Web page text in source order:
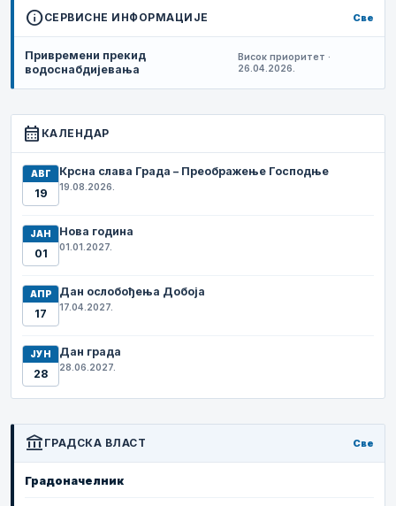
infoСЕРВИСНЕ ИНФОРМАЦИЈЕ Све
Привремени прекид
водоснабдијевања
Висок приоритет ·
26.04.2026.
calendar_month КАЛЕНДАР
АВГ
19
Крсна слава Града – Преображење Господње
19.08.2026.
ЈАН
01
Нова година
01.01.2027.
АПР
17
Дан ослобођења Добоја
17.04.2027.
ЈУН
28
Дан града
28.06.2027.
account_balance ГРАДСКА ВЛАСТ Све
Градоначелник